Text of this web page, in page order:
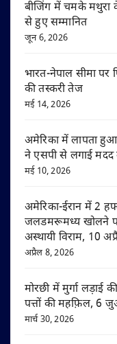
बीजिंग में चमके मथुरा के
से हुए सम्मानित
जून 6, 2026
भारत-नेपाल सीमा पर
की तस्करी तेज
मई 14, 2026
अमेरिका में लापता हुआ
ने एसपी से लगाई मदद
मई 10, 2026
अमेरिका-ईरान में 2
जलडमरूमध्य खोलने
अस्थायी विराम, 10
अप्रैल 8, 2026
मोरछी में मुर्गा
पत्तों की महफ़िल, 6
मार्च 30, 2026